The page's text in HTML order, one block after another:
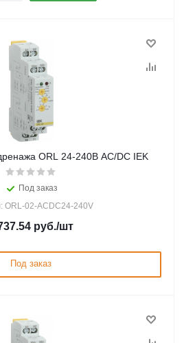
ORL 24-240В AC/DC IEK
Под заказ
ORL-02-ACDC24-240V
руб./шт
Под заказ